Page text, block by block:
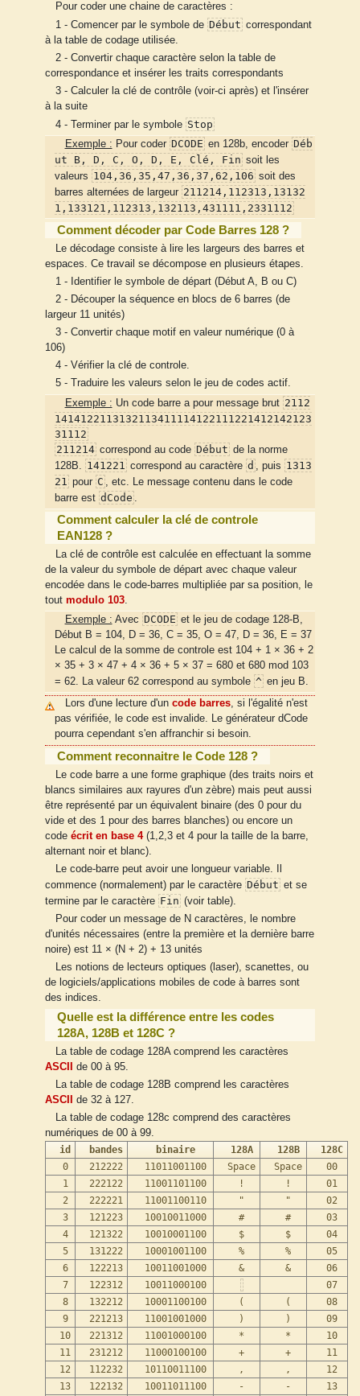
Pour coder une chaine de caractères :
1 - Comencer par le symbole de Débutcorrespondant
à la table de codage utilisée.
2 - Convertir chaque caractère selon la table de
correspondance et insérer les traits correspondants
3 - Calculer la clé de contrôle (voir-ci après) et l'insérer
à la suite
4 - Terminer par le symbole Stop
Exemple : Pour coder DCODEen 128b, encoder Déb
ut B, D, C, O, D, E, Clé, Fin soit les
valeurs 104,36,35,47,36,37,62,106 soit des
barres alternées de largeur 211214,112313,13132
1,133121,112313,132113,431111,2331112
Comment décoder par Code Barres 128 ?
Le décodage consiste à lire les largeurs des barres et
espaces. Ce travail se décompose en plusieurs étapes.
1 - Identifier le symbole de départ (Début A, B ou C)
2 - Découper la séquence en blocs de 6 barres (de
largeur 11 unités)
3 - Convertir chaque motif en valeur numérique (0 à
106)
4 - Vérifier la clé de controle.
5 - Traduire les valeurs selon le jeu de codes actif.
Exemple : Un code barre a pour message brut 2112
1414122113132113411114122111221412142123
31112
211214 correspond au code Début de la norme
128B.
141221 correspond au caractère d , puis 1313
21
pour C
, etc. Le message contenu dans le code
barre est dCode
Comment calculer la clé de controle
EAN128 ?
La clé de contrôle est calculée en effectuant la somme
de la valeur du symbole de départ avec chaque valeur
encodée dans le code-barres multipliée par sa position, le
tout modulo 103.
Exemple : Avec DCODEet le jeu de codage 128-B,
Début B = 104, D = 36, C = 35, O = 47, D = 36, E = 37
Le calcul de la somme de controle est 104 + 1 × 36 + 2
× 35 + 3 × 47 + 4 × 36 + 5 × 37 = 680 et 680 mod 103
= 62. La valeur 62 correspond au symbole ^ en jeu B.
Lors d'une lecture d'un code barres, si l'égalité n'est
pas vérifiée, le code est invalide. Le générateur dCode
pourra cependant s'en affranchir si besoin.
Comment reconnaitre le Code 128 ?
Le code barre a une forme graphique (des traits noirs et
blancs similaires aux rayures d'un zèbre) mais peut aussi
être représenté par un équivalent binaire (des 0 pour du
vide et des 1 pour des barres blanches) ou encore un
code écrit en base 4(1,2,3 et 4 pour la taille de la barre,
alternant noir et blanc).
Le code-barre peut avoir une longueur variable. Il
commence (normalement) par le caractère Début et se
termine par le caractère Fin (voir table).
Pour coder un message de N caractères, le nombre
d'unités nécessaires (entre la première et la dernière barre
noire) est 11 × (N + 2) + 13 unités
Les notions de lecteurs optiques (laser), scanettes, ou
de logiciels/applications mobiles de code à barres sont
des indices.
Quelle est la différence entre les codes
128A, 128B et 128C ?
La table de codage 128A comprend les caractères
ASCII
de 00 à 95.
La table de codage 128B comprend les caractères
ASCII
de 32 à 127.
La table de codage 128c comprend des caractères
numériques de 00 à 99.
id
bandes binaire 128A 128B
128C
0
212222 11011001100 Space Space
00
1
222122 11001101100 ! !
01
2
222221 11001100110 " "
02
3
121223 10010011000 # #
03
4
121322 10010001100 $ $
04
5
131222 10001001100 % %
05
6
122213 10011001000 & &
06
7
122312 10011000100
07
8
132212 10001100100 ( (
08
9
221213 11001001000 ) )
09
10
221312 11001000100 * *
10
11
231212 11000100100 + +
11
12
112232 10110011100 , ,
12
13
122132 10011011100 - -
13